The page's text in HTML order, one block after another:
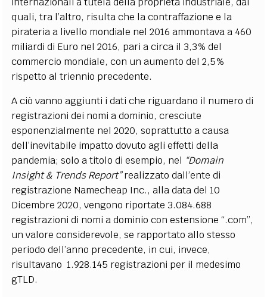
quali, tra l’altro, risulta che la contraffazione e la
pirateria a livello mondiale nel 2016 ammontava a 460
miliardi di Euro nel 2016, pari a circa il 3,3% del
commercio mondiale, con un aumento del 2,5%
rispetto al triennio precedente.
A ciò vanno aggiunti i dati che riguardano il numero di
registrazioni dei nomi a dominio, cresciute
esponenzialmente nel 2020, soprattutto a causa
dell’inevitabile impatto dovuto agli effetti della
pandemia; solo a titolo di esempio, nel “Domain
Insight & Trends Report”realizzato dall’ente di
registrazione Namecheap Inc., alla data del 10
Dicembre 2020, vengono riportate 3.084.688
registrazioni di nomi a dominio con estensione “.com”,
un valore considerevole, se rapportato allo stesso
periodo dell’anno precedente, in cui, invece,
risultavano 1.928.145 registrazioni per il medesimo
gTLD.